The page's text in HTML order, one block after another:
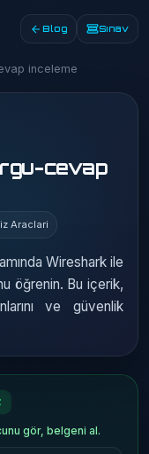
Blog Sınav
inceleme
cevap
Araclari
Wireshark ile
öğrenin. Bu içerik,
ve güvenlik
gör, belgeni al.